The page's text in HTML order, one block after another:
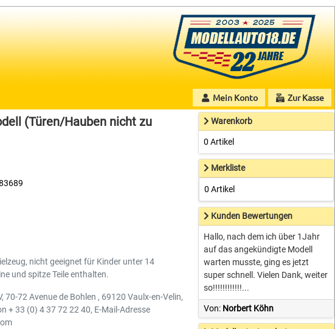
Mein Konto Zur Kasse
(Türen/Hauben nicht zu
nicht geeignet für Kinder unter 14
und spitze Teile enthalten.
70-72 Avenue de Bohlen , 69120 Vaulx-en-Velin,
+ 33 (0) 4 37 72 22 40, E-Mail-Adresse
Warenkorb
0 Artikel
Merkliste
0 Artikel
Kunden Bewertungen
Hallo, nach dem ich über 1Jahr
auf das angekündigte Modell
warten musste, ging es jetzt
super schnell. Vielen Dank, weiter
so!!!!!!!!!!!!...
Von: Norbert Köhn